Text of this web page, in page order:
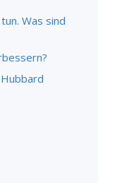
Die
Die
Die
Was sind